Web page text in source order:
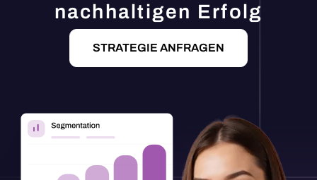
nachhaltigen Erfolg
STRATEGIE ANFRAGEN